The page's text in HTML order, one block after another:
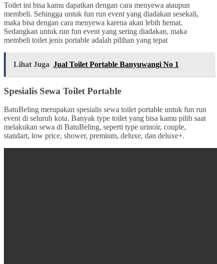
Toilet ini bisa kamu dapatkan dengan cara menyewa ataupun
membeli. Sehingga untuk fun run event yang diadakan sesekali,
maka bisa dengan cara menyewa karena akan lebih hemat.
Sedangkan untuk run fun event yang sering diadakan, maka
membeli toilet jenis portable adalah pilihan yang tepat
Lihat Juga Jual Toilet Portable Banyuwangi No 1
Spesialis Sewa Toilet Portable
BatuBeling merupakan spesialis sewa toilet portable untuk fun run
event di seluruh kota. Banyak type toilet yang bisa kamu pilih saat
melakukan sewa di BatuBeling, seperti type urinoir, couple,
standart, low price, shower, premium, deluxe, dan deluxe+.